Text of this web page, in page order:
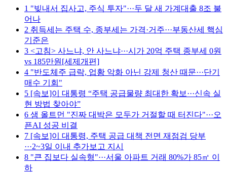
1 "빚내서 집사고, 주식 투자"···두 달 새 가계대출 8조 불
어나
2 취득세는 주택 수, 종부세는 가격·거주···부동산세 핵심
기준은
3 <고침> 사느냐, 안 사느냐···시가 20억 주택 종부세 0원
vs 185만원[세제개편]
4 "반도체주 급락, 업황 악화 아닌 강제 청산 때문···단기
매수 기회"
5 [속보]이 대통령 “주택 공급물량 최대한 확보···신속 실
현 방법 찾아야”
6 샘 올트먼 "진짜 대박은 모두가 거절할 때 터진다"···오
픈AI 성공 비결
7 [속보]이 대통령, 주택 공급 대책 전면 재점검 당부
···2~3일 이내 추가보고 지시
8 "큰 집보다 실속형"···서울 아파트 거래 80%가 85㎡ 이
하